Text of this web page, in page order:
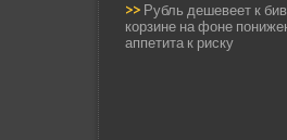
>> Рубль дешевеет к
корзине на фоне
аппетита к риску